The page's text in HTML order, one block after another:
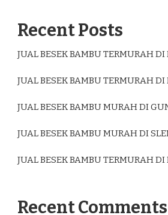
Recent Posts
JUAL BESEK BAMBU TERMURAH DI
JUAL BESEK BAMBU TERMURAH DI
JUAL BESEK BAMBU MURAH DI
JUAL BESEK BAMBU MURAH DI
JUAL BESEK BAMBU TERMURAH
Recent Comments